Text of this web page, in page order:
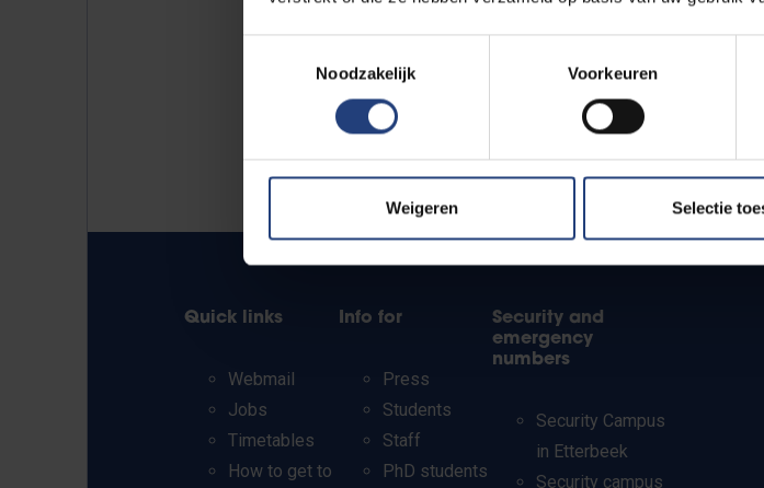
Noodzakelijk
Voorkeuren
Weigeren Selectie
Quick links
Webmail
Jobs
Timetables
How to get to
Info for
Press
Students
Staff
PhD students
Security and
emergency
numbers
Security Campus
in Etterbeek
Security campus